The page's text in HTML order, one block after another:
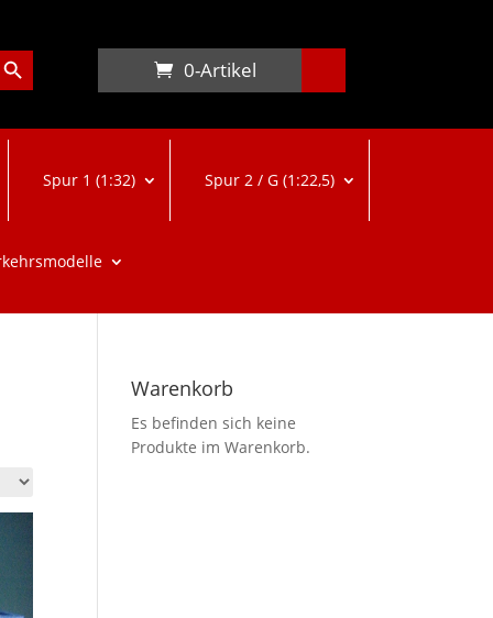
Button
0-Artikel
Spur 1 (1:32) Spur 2 / G (1:22,5)
Warenkorb
Es befinden sich keine
Produkte im Warenkorb.